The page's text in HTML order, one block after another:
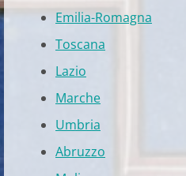
Emilia-Romagna
Toscana
Lazio
Marche
Umbria
Abruzzo